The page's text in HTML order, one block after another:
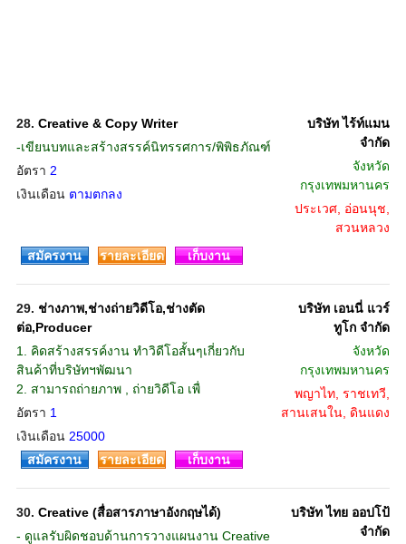
28. Creative & Copy Writer
-เขียนบทและสร้างสรรค์นิทรรศการ/พิพิธภัณฑ์
อัตรา 2
เงินเดือน ตามตกลง
บริษัท ไร้ท์แมน
จำกัด
จังหวัด
กรุงเทพมหานคร
ประเวศ, อ่อนนุช,
สวนหลวง
สมัครงาน
รายละเอียด เก็บงาน
29. ช่างภาพ,ช่างถ่ายวิดีโอ,ช่างตัด
ต่อ,Producer
1. คิดสร้างสรรค์งาน ทำวิดีโอสั้นๆเกี่ยวกับ
สินค้าที่บริษัทฯพัฒนา
2. สามารถถ่ายภาพ , ถ่ายวิดีโอ เพื่
อัตรา 1
เงินเดือน 25000
บริษัท เอนนี่ แวร์
ทูโก จำกัด
จังหวัด
กรุงเทพมหานคร
พญาไท, ราชเทวี,
สานเสนใน, ดินแดง
สมัครงาน รายละเอียด เก็บงาน
30. Creative (สื่อสารภาษาอังกฤษได้)
- ดูแลรับผิดชอบด้านการวางแผนงาน Creative
บริษัท ไทย ออปโป้
จำกัด